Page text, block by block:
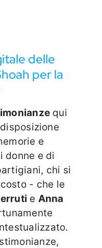
delle
per la
qui
e
donne e di
chi si
- che le
e Anna